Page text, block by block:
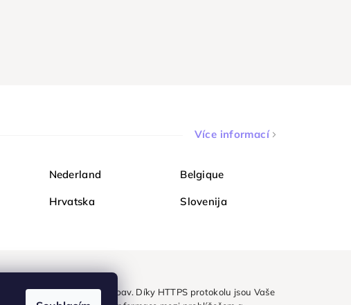
Více informací
Nederland Belgique
Hrvatska Slovenija
bezpečně a bez obav. Díky HTTPS protokolu jsou Vaše